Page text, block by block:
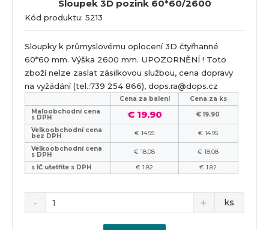
Sloupek 3D pozink 60*60/2600
Kód produktu: 5213
Sloupky k průmyslovému oplocení 3D čtyřhanné
60*60 mm. Výška 2600 mm. UPOZORNĚNÍ ! Toto
zboží nelze zaslat zásilkovou službou, cena dopravy
na vyžádání (tel.:739 254 866), dops.ra@dops.cz
Cena za balení
Cena za ks
Maloobchodní cena
s DPH € 19.90
€ 19.90
Velkoobchodní cena
bez DPH € 14.95
€ 14.95
Velkoobchodní cena
s DPH € 18.08
€ 18.08
s IČ ušetříte s DPH
€ 1.82 € 1.82
ks